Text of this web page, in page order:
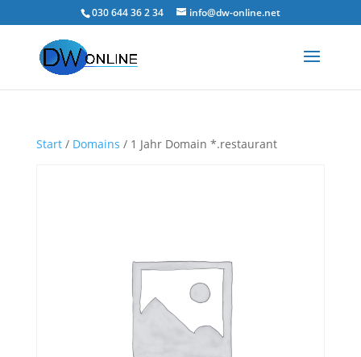
030 644 36 2 34 info@dw-online.net
Start/ Domains / 1 Jahr Domain *.restaurant